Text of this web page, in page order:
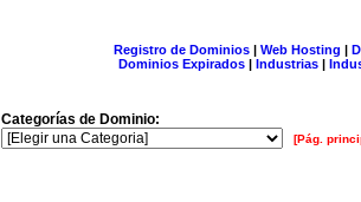
Registro de Dominios| Web Hosting |
Dominios Expirados | Industrias |
Categorías de Dominio:
[Pág.